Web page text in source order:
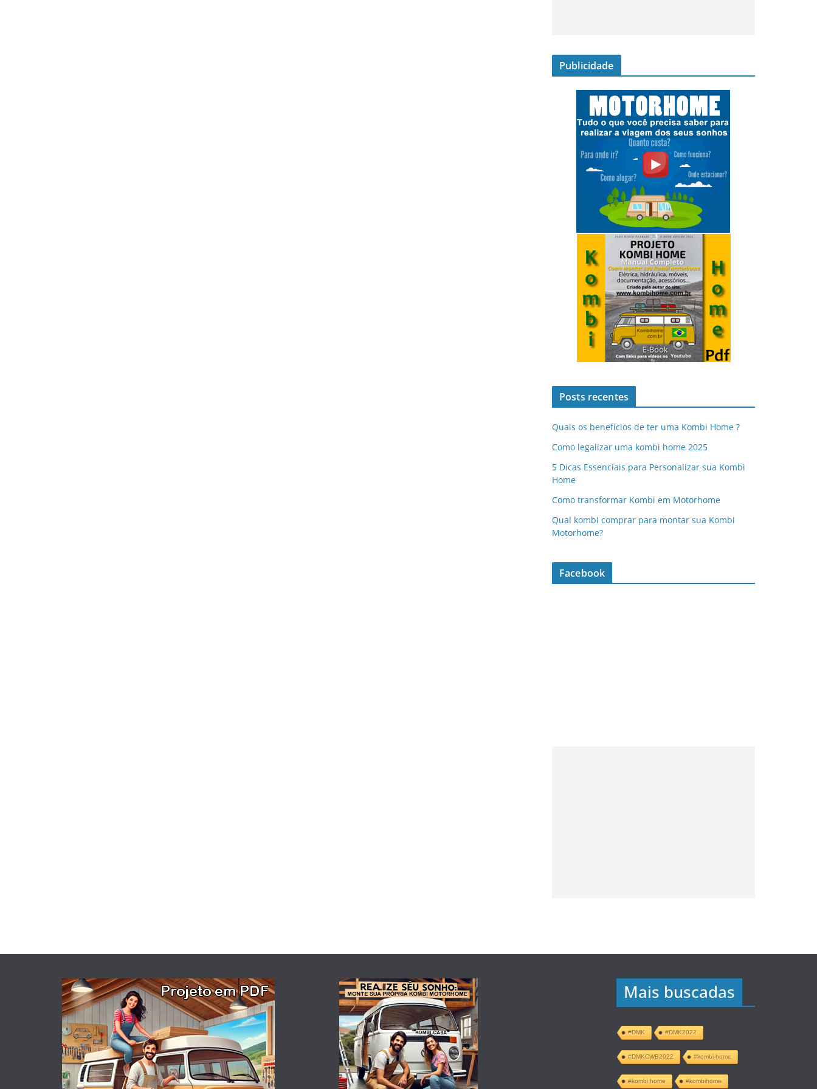
Publicidade
Posts recentes
Quais os benefícios de ter uma Kombi Home ?
Como legalizar uma kombi home 2025
5 Dicas Essenciais para Personalizar sua Kombi
Home
Como transformar Kombi em Motorhome
Qual kombi comprar para montar sua Kombi
Motorhome?
Facebook
Mais buscadas
#DMK #DMK2022
#DMKCWB2022 #kombi-home
#kombi home #kombihome